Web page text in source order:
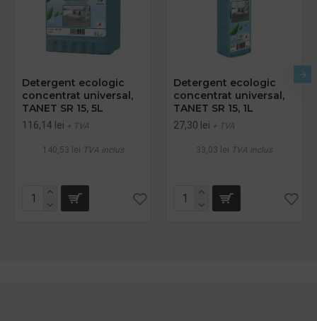
Detergent ecologic
concentrat universal,
TANET SR 15, 5L
116,14 lei + TVA
140,53 lei TVA inclus
Detergent ecologic
concentrat universal,
TANET SR 15, 1L
27,30 lei + TVA
33,03 lei TVA inclus